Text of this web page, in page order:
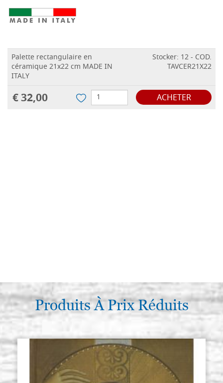
Palette rectangulaire en
céramique 21x22 cm MADE IN
ITALY
Stocker: 12 - COD.
TAVCER21X22
€ 32,00 ACHETER
Produits À Prix Réduits